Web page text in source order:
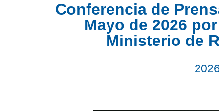
Conferencia de
Mayo de 2026
Ministerio de